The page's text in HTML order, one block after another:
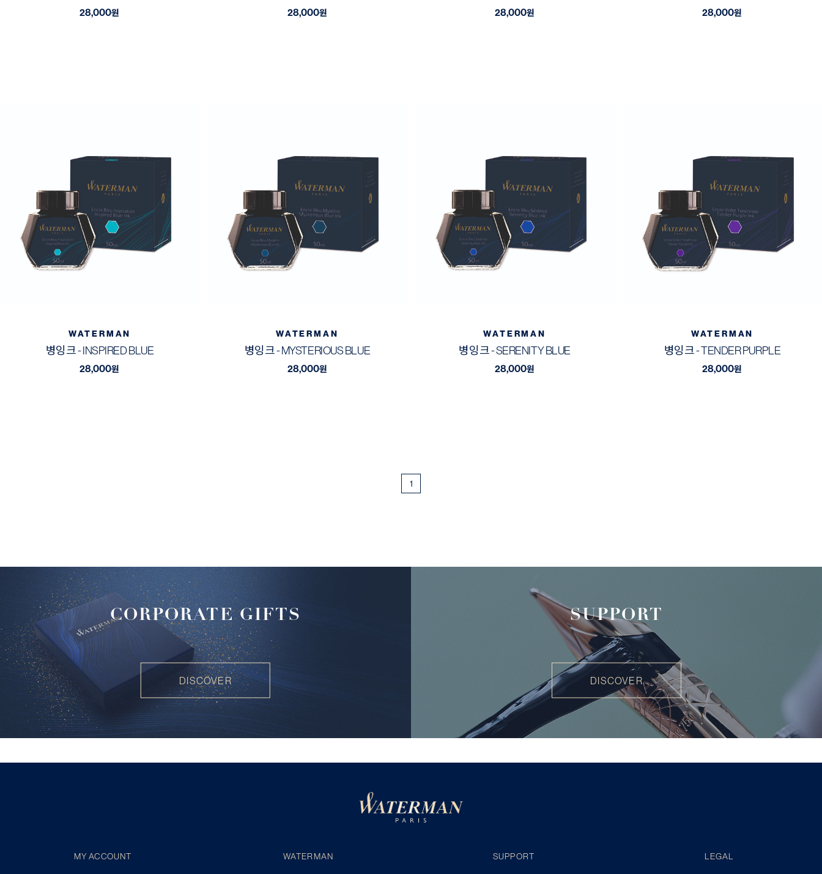
28,000원 28,000원 28,000원 28,000원
WATERMAN
병잉크 - INSPIRED BLUE
28,000원
WATERMAN
병잉크 - MYSTERIOUS BLUE
28,000원
WATERMAN
병잉크 - SERENITY BLUE
28,000원
WATERMAN
병잉크 - TENDER PURPLE
28,000원
1
CORPORATE GIFTS
DISCOVER
SUPPORT
DISCOVER
MY ACCOUNT WATERMAN SUPPORT LEGAL